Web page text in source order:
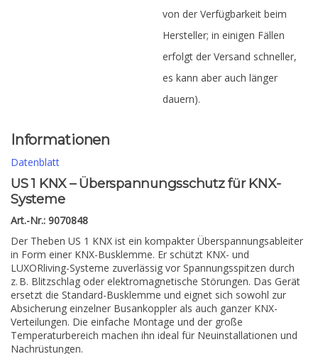
von der Verfügbarkeit beim
Hersteller; in einigen Fällen
erfolgt der Versand schneller,
es kann aber auch länger
dauern).
Informationen
Datenblatt
US 1 KNX – Überspannungsschutz für KNX-
Systeme
Art.-Nr.: 9070848
Der Theben US 1 KNX ist ein kompakter Überspannungsableiter
in Form einer KNX-Busklemme. Er schützt KNX- und
LUXORliving-Systeme zuverlässig vor Spannungsspitzen durch
z. B. Blitzschlag oder elektromagnetische Störungen. Das Gerät
ersetzt die Standard-Busklemme und eignet sich sowohl zur
Absicherung einzelner Busankoppler als auch ganzer KNX-
Verteilungen. Die einfache Montage und der große
Temperaturbereich machen ihn ideal für Neuinstallationen und
Nachrüstungen.